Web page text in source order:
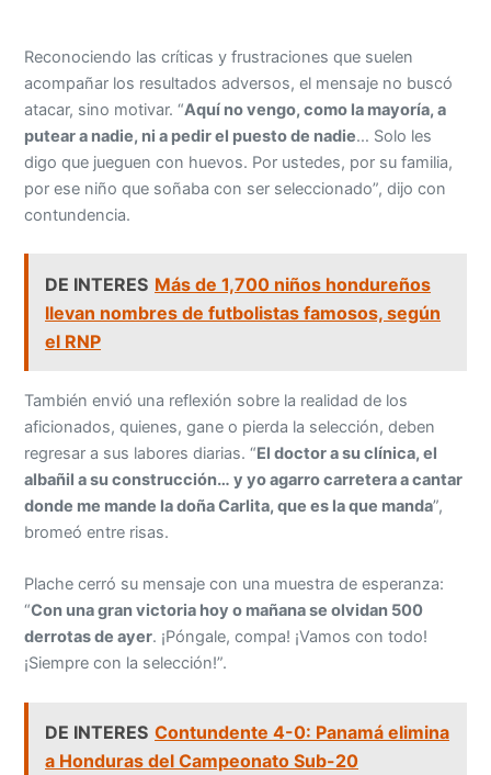
Reconociendo las críticas y frustraciones que suelen
acompañar los resultados adversos, el mensaje no buscó
atacar, sino motivar. “Aquí no vengo, como la mayoría, a
putear a nadie, ni a pedir el puesto de nadie… Solo les
digo que jueguen con huevos. Por ustedes, por su familia,
por ese niño que soñaba con ser seleccionado”, dijo con
contundencia.
DE INTERES Más de 1,700 niños hondureños
llevan nombres de futbolistas famosos, según
el RNP
También envió una reflexión sobre la realidad de los
aficionados, quienes, gane o pierda la selección, deben
regresar a sus labores diarias. “El doctor a su clínica, el
albañil a su construcción… y yo agarro carretera a cantar
donde me mande la doña Carlita, que es la que manda”,
bromeó entre risas.
Plache cerró su mensaje con una muestra de esperanza:
“Con una gran victoria hoy o mañana se olvidan 500
derrotas de ayer. ¡Póngale, compa! ¡Vamos con todo!
¡Siempre con la selección!”.
DE INTERES Contundente 4-0: Panamá elimina
a Honduras del Campeonato Sub-20